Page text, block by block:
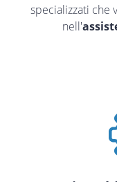
specializzati che
nell'